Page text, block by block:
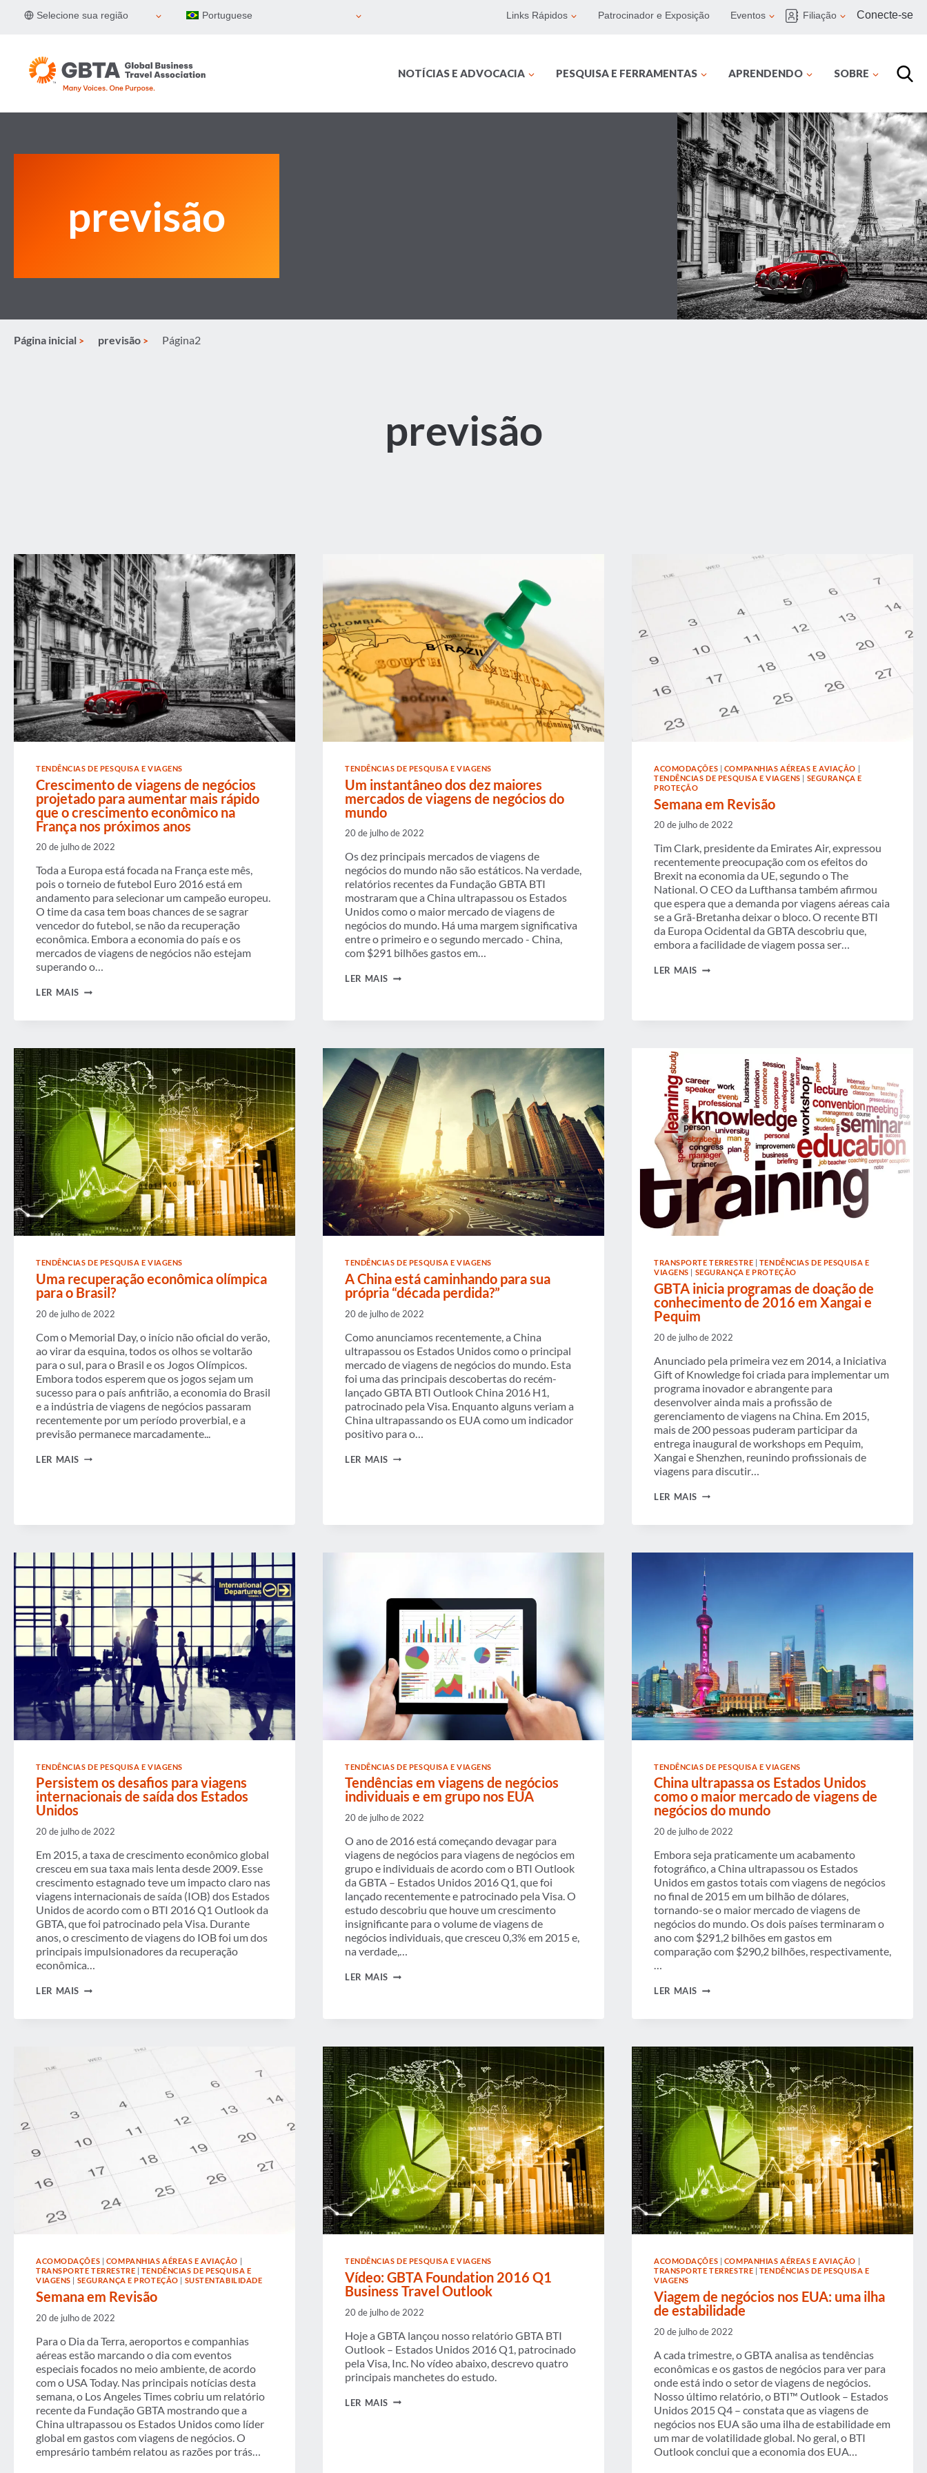
Selecione sua região Portuguese Links Rápidos Patrocinador e Exposição Eventos Filiação Conecte-se
NOTÍCIAS E ADVOCACIA PESQUISA E FERRAMENTAS APRENDENDO SOBRE
previsão
Página inicial previsão Página2
previsão
TENDÊNCIAS DE PESQUISA E VIAGENS
Crescimento de viagens de negócios
projetado para aumentar mais rápido
que o crescimento econômico na
França nos próximos anos
20 de julho de 2022
Toda a Europa está focada na França este mês,
pois o torneio de futebol Euro 2016 está em
andamento para selecionar um campeão europeu.
O time da casa tem boas chances de se sagrar
vencedor do futebol, se não da recuperação
econômica. Embora a economia do país e os
mercados de viagens de negócios não estejam
superando o…
LER MAIS CRESCIMENTO
DE
PARA
AUMENTAR
MAIS
RÁPIDO
QUE
O
CRESCIMENTO
ECONÔMICO
FRANÇA
NOS
PRÓXIMOS
ANOS
TENDÊNCIAS DE PESQUISA E VIAGENS
Um instantâneo dos dez maiores
mercados de viagens de negócios do
mundo
20 de julho de 2022
Os dez principais mercados de viagens de
negócios do mundo não são estáticos. Na verdade,
relatórios recentes da Fundação GBTA BTI
mostraram que a China ultrapassou os Estados
Unidos como o maior mercado de viagens de
negócios do mundo. Há uma margem significativa
entre o primeiro e o segundo mercado - China,
com $291 bilhões gastos em…
LER MAIS UM
MAIORES
VIAGENS
DE
NEGÓCIOS
DO
MUNDO
ACOMODAÇÕES | COMPANHIAS AÉREAS E AVIAÇÃO |
TENDÊNCIAS DE PESQUISA E VIAGENS | SEGURANÇA E
PROTEÇÃO
Semana em Revisão
20 de julho de 2022
Tim Clark, presidente da Emirates Air, expressou
recentemente preocupação com os efeitos do
Brexit na economia da UE, segundo o The
National. O CEO da Lufthansa também afirmou
que espera que a demanda por viagens aéreas caia
se a Grã-Bretanha deixar o bloco. O recente BTI
da Europa Ocidental da GBTA descobriu que,
embora a facilidade de viagem possa ser…
LER MAIS SEMANA
TENDÊNCIAS DE PESQUISA E VIAGENS
Uma recuperação econômica olímpica
para o Brasil?
20 de julho de 2022
Com o Memorial Day, o início não oficial do verão,
ao virar da esquina, todos os olhos se voltarão
para o sul, para o Brasil e os Jogos Olímpicos.
Embora todos esperem que os jogos sejam um
sucesso para o país anfitrião, a economia do Brasil
e a indústria de viagens de negócios passaram
recentemente por um período proverbial, e a
previsão permanece marcadamente...
LER MAIS UMA
BRASIL?
TENDÊNCIAS DE PESQUISA E VIAGENS
A China está caminhando para sua
própria “década perdida?”
20 de julho de 2022
Como anunciamos recentemente, a China
ultrapassou os Estados Unidos como o principal
mercado de viagens de negócios do mundo. Esta
foi uma das principais descobertas do recém-
lançado GBTA BTI Outlook China 2016 H1,
patrocinado pela Visa. Enquanto alguns veriam a
China ultrapassando os EUA como um indicador
positivo para o…
LER MAIS A
PRÓPRIA
TRANSPORTE TERRESTRE
TENDÊNCIAS DE PESQUISA E
VIAGENS
SEGURANÇA E PROTEÇÃO
GBTA inicia programas de doação de
conhecimento de 2016 em Xangai e
Pequim
20 de julho de 2022
Anunciado pela primeira vez em 2014, a Iniciativa
Gift of Knowledge foi criada para implementar um
programa inovador e abrangente para
desenvolver ainda mais a profissão de
gerenciamento de viagens na China. Em 2015,
mais de 200 pessoas puderam participar da
entrega inaugural de workshops em Pequim,
Xangai e Shenzhen, reunindo profissionais de
viagens para discutir…
LER MAIS GBTA
DE
CONHECIMENTO
DE
2016
EM
XANGAI
E
PEQUIM
TENDÊNCIAS DE PESQUISA E VIAGENS
Persistem os desafios para viagens
internacionais de saída dos Estados
Unidos
20 de julho de 2022
Em 2015, a taxa de crescimento econômico global
cresceu em sua taxa mais lenta desde 2009. Esse
crescimento estagnado teve um impacto claro nas
viagens internacionais de saída (IOB) dos Estados
Unidos de acordo com o BTI 2016 Q1 Outlook da
GBTA, que foi patrocinado pela Visa. Durante
anos, o crescimento de viagens do IOB foi um dos
principais impulsionadores da recuperação
econômica…
LER MAIS PERSISTEM
PARA
SAÍDA
TENDÊNCIAS DE PESQUISA E VIAGENS
Tendências em viagens de negócios
individuais e em grupo nos EUA
20 de julho de 2022
O ano de 2016 está começando devagar para
viagens de negócios para viagens de negócios em
grupo e individuais de acordo com o BTI Outlook
da GBTA – Estados Unidos 2016 Q1, que foi
lançado recentemente e patrocinado pela Visa. O
estudo descobriu que houve um crescimento
insignificante para o volume de viagens de
negócios individuais, que cresceu 0,3% em 2015 e,
na verdade,…
LER MAIS TENDÊNCIAS
NEGÓCIOS
EM
GRUPO
NOS
EUA
TENDÊNCIAS DE PESQUISA E VIAGENS
China ultrapassa os Estados Unidos
como o maior mercado de viagens de
negócios do mundo
20 de julho de 2022
Embora seja praticamente um acabamento
fotográfico, a China ultrapassou os Estados
Unidos em gastos totais com viagens de negócios
no final de 2015 em um bilhão de dólares,
tornando-se o maior mercado de viagens de
negócios do mundo. Os dois países terminaram o
ano com $291,2 bilhões em gastos em
comparação com $290,2 bilhões, respectivamente,
…
LER MAIS CHINA
ESTADOS
MAIOR
MERCADO
DE
VIAGENS
DE
NEGÓCIOS
DO
MUNDO
ACOMODAÇÕES COMPANHIAS AÉREAS E AVIAÇÃO
TRANSPORTE TERRESTRE
TENDÊNCIAS DE PESQUISA E
VIAGENS
SEGURANÇA E PROTEÇÃO SUSTENTABILIDADE
Semana em Revisão
20 de julho de 2022
Para o Dia da Terra, aeroportos e companhias
aéreas estão marcando o dia com eventos
especiais focados no meio ambiente, de acordo
com o USA Today. Nas principais notícias desta
semana, o Los Angeles Times cobriu um relatório
recente da Fundação GBTA mostrando que a
China ultrapassou os Estados Unidos como líder
global em gastos com viagens de negócios. O
empresário também relatou as razões por trás…
TENDÊNCIAS DE PESQUISA E VIAGENS
Vídeo: GBTA Foundation 2016 Q1
Business Travel Outlook
20 de julho de 2022
Hoje a GBTA lançou nosso relatório GBTA BTI
Outlook – Estados Unidos 2016 Q1, patrocinado
pela Visa, Inc. No vídeo abaixo, descrevo quatro
principais manchetes do estudo.
LER MAIS VÍDEO:
ACOMODAÇÕES COMPANHIAS AÉREAS E AVIAÇÃO
TRANSPORTE TERRESTRE
TENDÊNCIAS DE PESQUISA E
VIAGENS
Viagem de negócios nos EUA: uma ilha
de estabilidade
20 de julho de 2022
A cada trimestre, o GBTA analisa as tendências
econômicas e os gastos de negócios para ver para
onde está indo o setor de viagens de negócios.
Nosso último relatório, o BTI™ Outlook – Estados
Unidos 2015 Q4 – constata que as viagens de
negócios nos EUA são uma ilha de estabilidade em
um mar de volatilidade global. No geral, o BTI
Outlook conclui que a economia dos EUA…